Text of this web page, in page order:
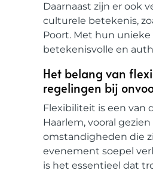
Daarnaast zijn er ook
culturele betekenis,
Poort. Met hun
betekenisvolle en
Het belang van
regelingen bij
Flexibiliteit is een van
Haarlem, vooral
omstandigheden die
evenement soepel
is het essentieel dat